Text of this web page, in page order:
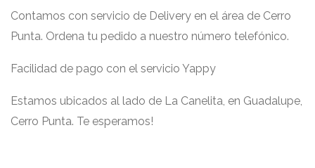
Contamos con servicio de Delivery en el área de Cerro
Punta. Ordena tu pedido a nuestro número telefónico.
Facilidad de pago con el servicio Yappy
Estamos ubicados al lado de La Canelita, en Guadalupe,
Cerro Punta. Te esperamos!